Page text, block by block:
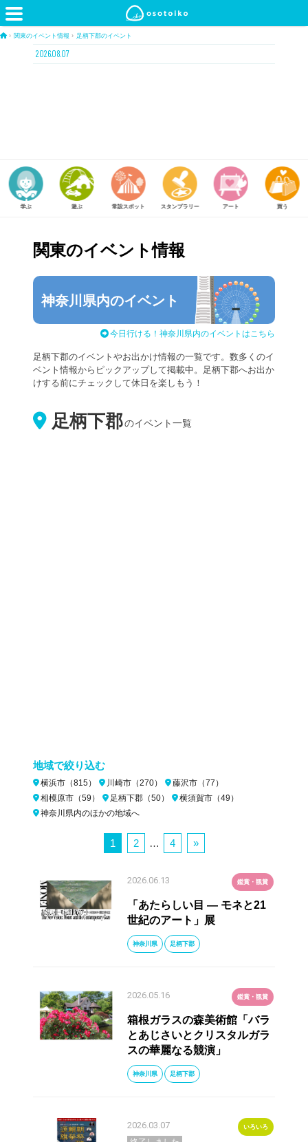
› 関東のイベント情報 › 足柄下郡のイベント
2026.08.07
遊ぶ 常設スポット スタンプラリー アート 買う 体験する
関東のイベント情報
神奈川県内のイベント
今日行ける！神奈川県内のイベントはこちら
足柄下郡のイベントやお出かけ情報の一覧です。数多くのイ
ベント情報からピックアップして掲載中。足柄下郡へお出か
けする前にチェックして休日を楽しもう！
足柄下郡のイベント一覧
地域で絞り込む
横浜市（815） 川崎市（270）
藤沢市（77）
相模原市（59）
足柄下郡（50）
横須賀市（49）
神奈川県内のほかの地域へ
1 2 … 4 »
2026.06.13 鑑賞・観賞
「あたらしい目 ― モネと21
世紀のアート」展
神奈川県 足柄下郡
2026.05.16 鑑賞・観賞
箱根ガラスの森美術館「バラ
とあじさいとクリスタルガラ
スの華麗なる競演」
神奈川県 足柄下郡
2026.03.07 いろいろ